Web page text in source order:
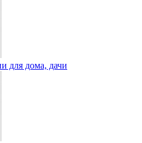
для дома, дачи